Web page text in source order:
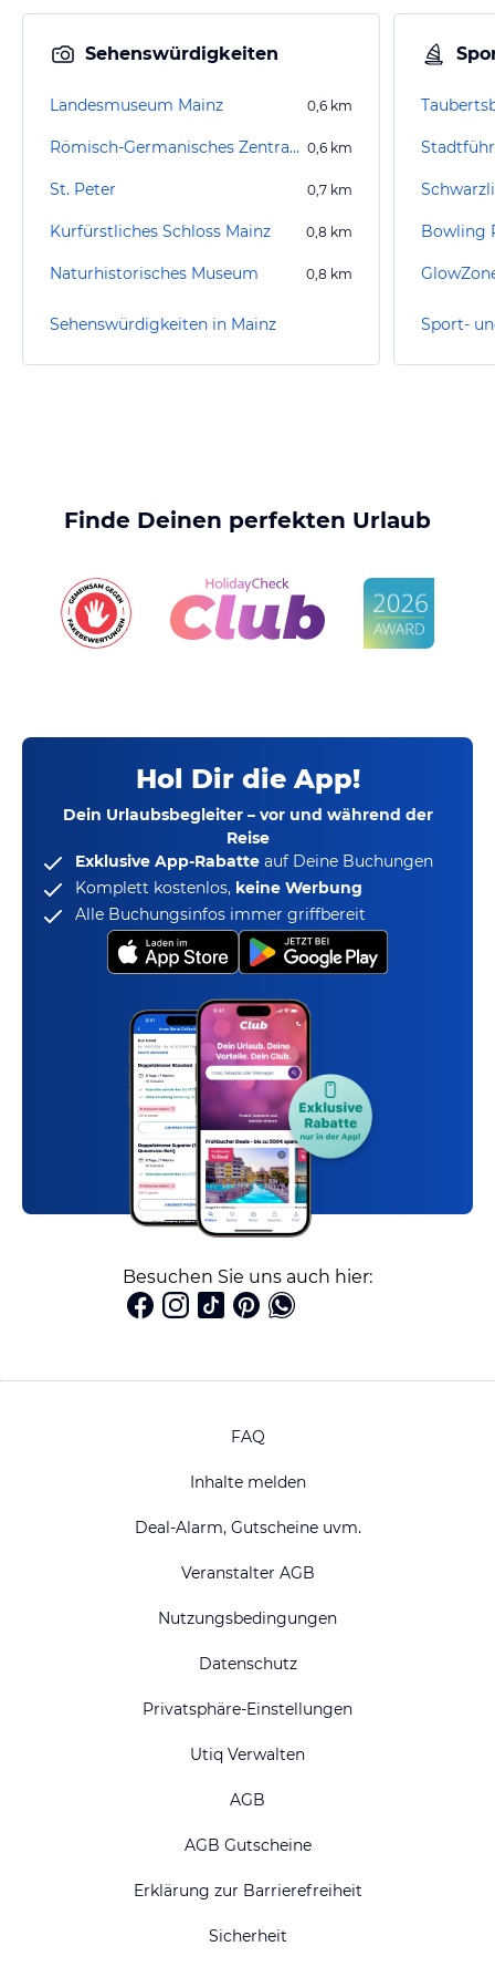
Sehenswürdigkeiten
Landesmuseum Mainz 0,6 km
Römisch-Germanisches Zentralmuseum (geschlossen) 0,6 km
St. Peter 0,7 km
Kurfürstliches Schloss Mainz 0,8 km
Naturhistorisches Museum 0,8 km
Sehenswürdigkeiten in Mainz
Bowling
Sport-
Finde Deinen perfekten Urlaub
Hol Dir die App!
Dein Urlaubsbegleiter – vor und während der
Reise
Exklusive App-Rabatte auf Deine Buchungen
Komplett kostenlos, keine Werbung
Alle Buchungsinfos immer griffbereit
Besuchen Sie uns auch hier:
FAQ
Inhalte melden
Deal-Alarm, Gutscheine uvm.
Veranstalter AGB
Nutzungsbedingungen
Datenschutz
Privatsphäre-Einstellungen
Utiq Verwalten
AGB
AGB Gutscheine
Erklärung zur Barrierefreiheit
Sicherheit